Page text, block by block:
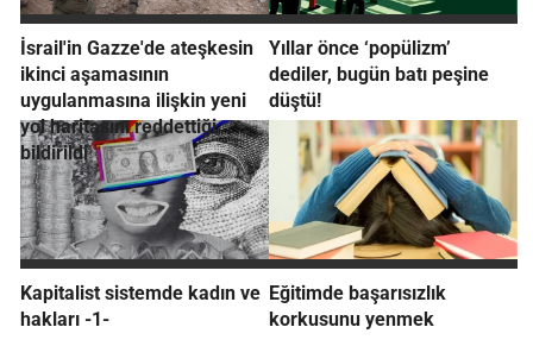
İsrail'in Gazze'de ateşkesin
ikinci aşamasının
uygulanmasına ilişkin yeni
yol haritasını reddettiği
bildirildi
Yıllar önce ‘popülizm’
dediler, bugün batı peşine
düştü!
Kapitalist sistemde kadın ve
hakları -1-
Eğitimde başarısızlık
korkusunu yenmek